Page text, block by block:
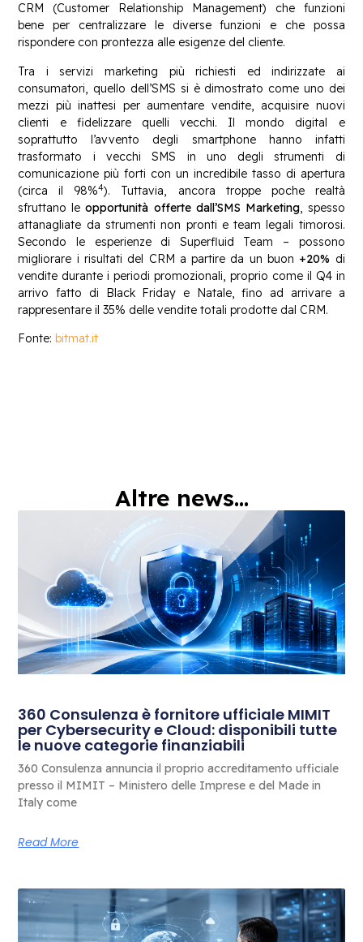
CRM (Customer Relationship Management) che funzioni
bene per centralizzare le diverse funzioni e che possa
rispondere con prontezza alle esigenze del cliente.
Tra i servizi marketing più richiesti ed indirizzate ai
consumatori, quello dell’SMS si è dimostrato come uno dei
mezzi più inattesi per aumentare vendite, acquisire nuovi
clienti e fidelizzare quelli vecchi. Il mondo digital e
soprattutto l’avvento degli smartphone hanno infatti
trasformato i vecchi SMS in uno degli strumenti di
comunicazione più forti con un incredibile tasso di apertura
(circa il 98%4). Tuttavia, ancora troppe poche realtà
sfruttano leopportunità offerte dall’SMS Marketing, spesso
attanagliate da strumenti non pronti e team legali timorosi.
Secondo le esperienze di Superfluid Team – possono
migliorare i risultati del CRM a partire da un buon +20% di
vendite durante i periodi promozionali, proprio come il Q4 in
arrivo fatto di Black Friday e Natale, fino ad arrivare a
rappresentare il 35% delle vendite totali prodotte dal CRM.
Fonte:bitmat.it
Altre news...
360 Consulenza è fornitore ufficiale MIMIT
per Cybersecurity e Cloud: disponibili tutte
le nuove categorie finanziabili
360 Consulenza annuncia il proprio accreditamento ufficiale
presso il MIMIT – Ministero delle Imprese e del Made in
Italy come
Read More